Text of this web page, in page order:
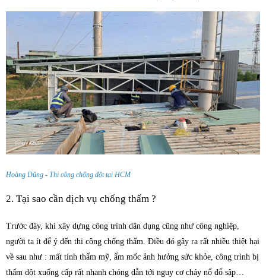
6.3. SIKA 102 – Vữa đông cứng nhanh
6.4. Sơn chống thấm PU Neomax 820
6.5. Chất thẩm thấu Masterseal 530
6.6. Hợp Chất CT-11A
6.7. TOPFLEX – 1
6.8. Sikaproof membrane – Màng lỏng chống thấm đàn hồi
8. Công ty chống thấm chuyên nghiệp hiệu quả uy tín nhất
Hoàng Dũng - Thi công chống dột tại HCM
2. Tại sao cần dịch vụ chống thấm ?
Trước đây, khi xây dựng công trình dân dụng cũng như công nghiệp,
người ta ít để ý đến thi công chống thấm. Điều đó gây ra rất nhiều thiệt hại
về sau như : mất tính thẩm mỹ, ẩm mốc ảnh hưởng sức khỏe, công trình bị
thấm dột xuống cấp rất nhanh chóng dẫn tới nguy cơ cháy nổ đổ sập…